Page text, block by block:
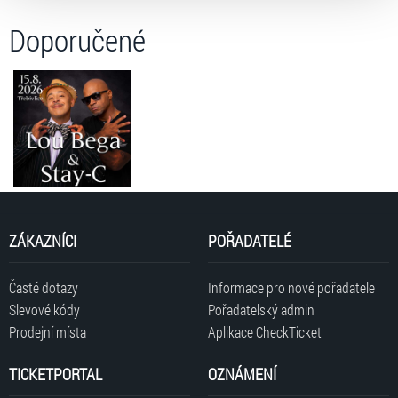
Doporučené
ZÁKAZNÍCI
Časté dotazy
Slevové kódy
Prodejní místa
POŘADATELÉ
Informace pro nové pořadatele
Pořadatelský admin
Aplikace CheckTicket
TICKETPORTAL OZNÁMENÍ